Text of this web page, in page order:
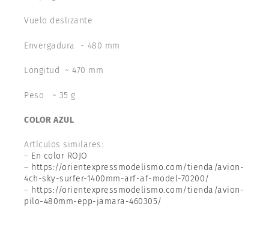
Vuelo deslizante
Envergadura ~ 480 mm
Longitud ~ 470 mm
Peso ~ 35 g
COLOR AZUL
Artículos similares:
– En color ROJO
– https://orientexpressmodelismo.com/tienda/avion-
4ch-sky-surfer-1400mm-arf-af-model-70200/
– https://orientexpressmodelismo.com/tienda/avion-
pilo-480mm-epp-jamara-460305/